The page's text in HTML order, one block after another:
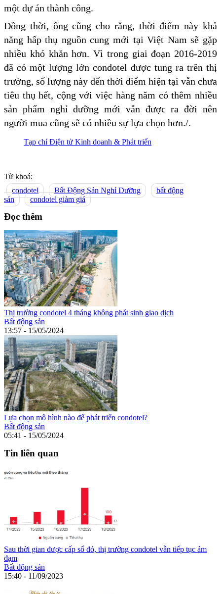
một dự án thành công.
Đồng thời, ông cũng cho rằng, thời điểm này khả
năng hấp thụ nguồn cung mới tại Việt Nam sẽ gặp
nhiều khó khăn hơn. Vì trong giai đoạn 2016-2019
đã có một lượng lớn condotel được tung ra trên thị
trường, số lượng này đến thời điểm hiện tại vẫn chưa
tiêu thụ hết, cộng với việc hàng năm có thêm nhiều
sản phẩm nghỉ dưỡng mới vẫn được ra đời nên
người mua cũng sẽ có nhiều sự lựa chọn hơn./.
Tạp chí Điện tử Kinh doanh & Phát triển
Từ khoá:
condotel
Bất Động Sản Nghỉ Dưỡng
bất động
sản
condotel giảm giá
Đọc thêm
Thị trường condotel 4 tháng không phát sinh giao dịch
Bất động sản
13:57 - 15/05/2024
Lựa chọn mô hình nào để phát triển condotel?
Bất động sản
05:41 - 15/05/2024
Tin liên quan
Sau thời gian được cấp sổ đỏ, thị trường condotel vẫn tiếp tục ảm
đạm
Bất động sản
15:40 - 11/09/2023